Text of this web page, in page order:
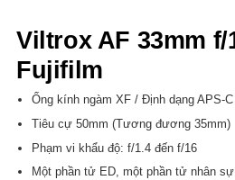
Viltrox AF 33mm f/
Fujifilm
Ống kính ngàm XF / Định dạng APS-C
Tiêu cự 50mm (Tương đương 35mm)
Phạm vi khẩu độ: f/1.4 đến f/16
Một phần tử ED, một phần tử nhân sự